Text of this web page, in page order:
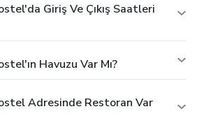
Giriş Ve Çıkış Saatleri
Havuzu Var Mı?
Adresinde Restoran Var